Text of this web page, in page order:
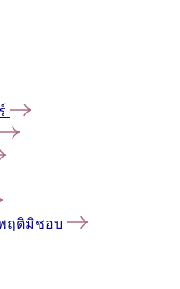
ฤติมิชอบ